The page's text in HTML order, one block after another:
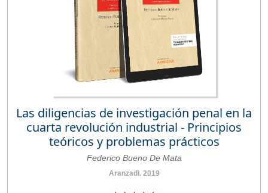
Las diligencias de investigación penal en la
cuarta revolución industrial - Principios
teóricos y problemas prácticos
Federico Bueno De Mata
Aranzadi. 2019